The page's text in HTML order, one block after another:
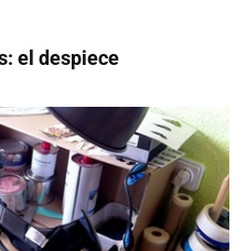
el despiece